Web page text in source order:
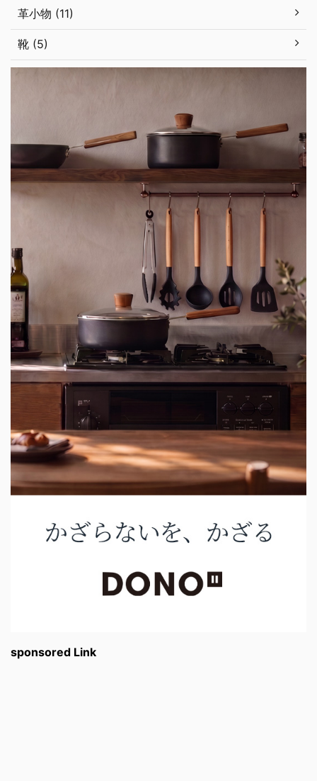
革小物 (11)
靴 (5)
sponsored Link